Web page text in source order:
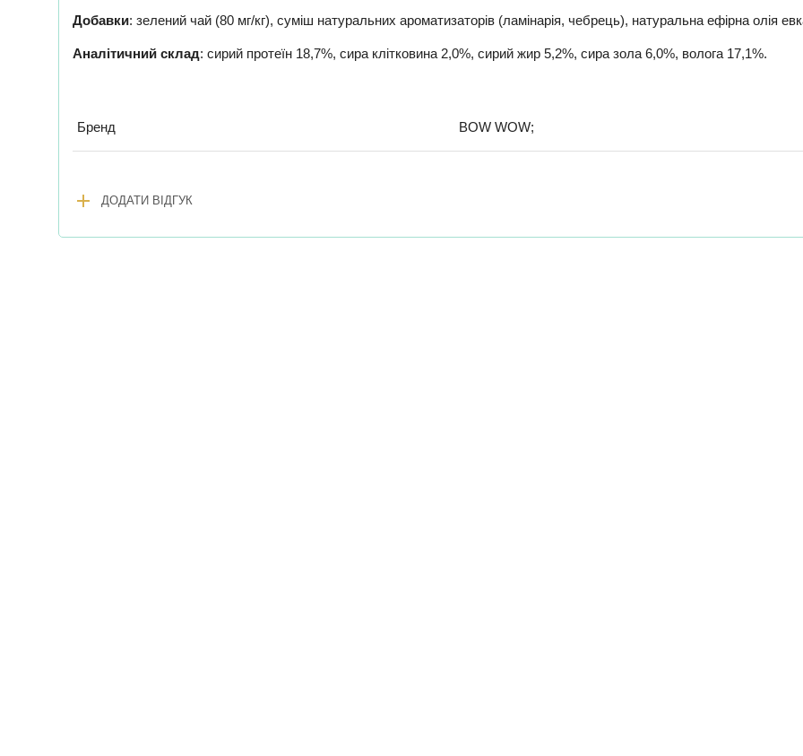
Добавки: зелений чай (80 мг/кг), суміш натуральних ароматизаторів (ламінарія, чебрець), натуральна ефірна олія
Аналітичний склад: сирий протеїн 18,7%, сира клітковина 2,0%, сирий жир 5,2%, сира зола 6,0%, волога 17,1%.
Бренд BOW WOW;
add ДОДАТИ ВІДГУК